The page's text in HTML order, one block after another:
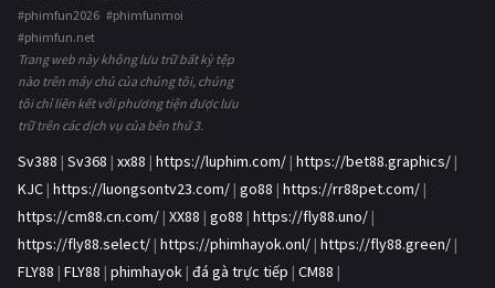
#phimfun2026 #phimfunmoi
#phimfun.net
Trang web này không lưu trữ bất kỳ tệp
nào trên máy chủ của chúng tôi, chúng
tôi chỉ liên kết với phương tiện được lưu
trữ trên các dịch vụ của bên thứ 3.
Sv388 | Sv368 | xx88 | https://luphim.com/ | https://bet88.graphics/ |
KJC | https://luongsontv23.com/ | go88 | https://rr88pet.com/ |
https://cm88.cn.com/ | XX88 | go88 | https://fly88.uno/ |
https://fly88.select/ | https://phimhayok.onl/ | https://fly88.green/ |
FLY88 | FLY88 | phimhayok | đá gà trực tiếp | CM88 |